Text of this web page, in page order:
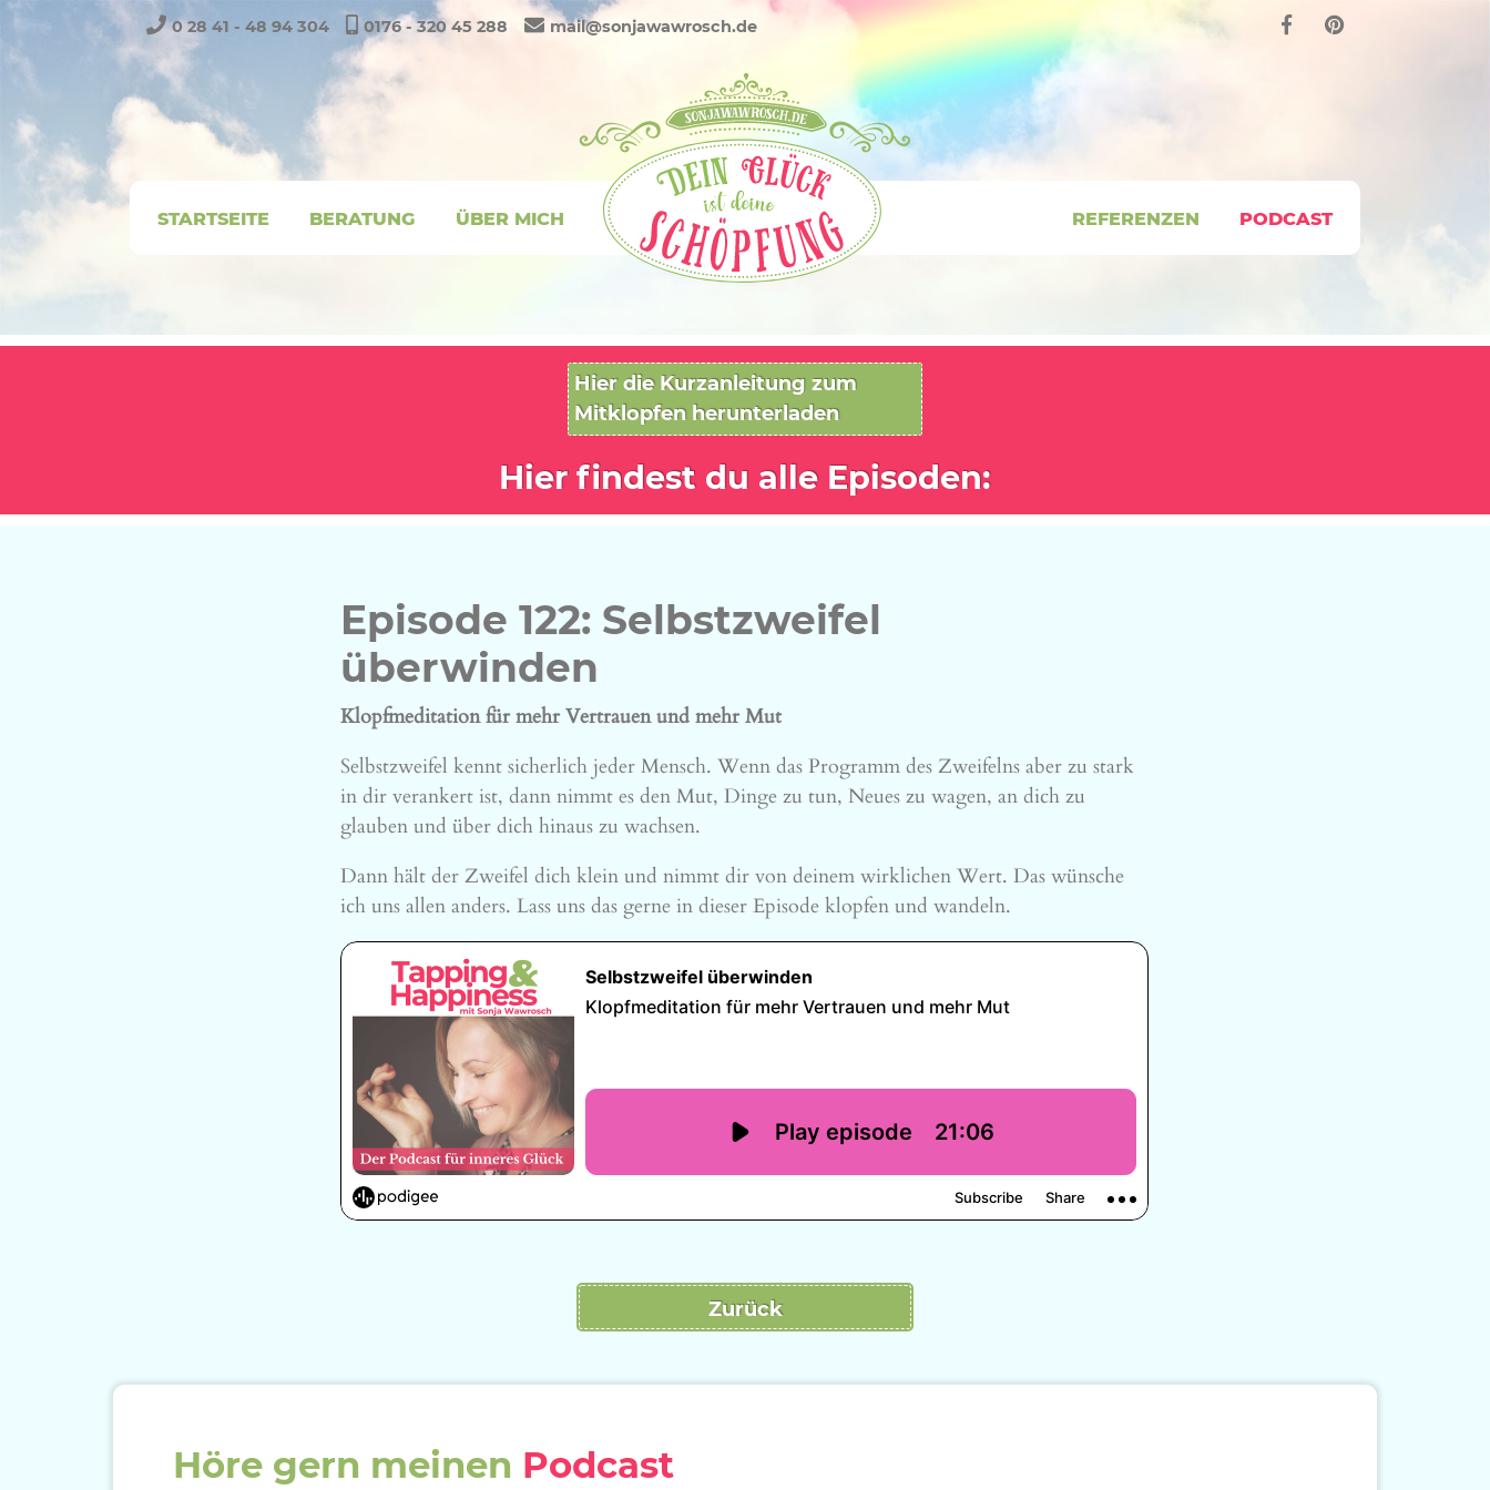
0 28 41 - 48 94 304 0176 - 320 45 288 mail@sonjawawrosch.de
STARTSEITE BERATUNG ÜBER MICH REFERENZEN PODCAST
Hier die Kurzanleitung zum
Mitklopfen herunterladen
Hier findest du alle Episoden:
Episode 122: Selbstzweifel
überwinden
Klopfmeditation für mehr Vertrauen und mehr Mut
Selbstzweifel kennt sicherlich jeder Mensch. Wenn das Programm des Zweifelns aber zu stark
in dir verankert ist, dann nimmt es den Mut, Dinge zu tun, Neues zu wagen, an dich zu
glauben und über dich hinaus zu wachsen.
Dann hält der Zweifel dich klein und nimmt dir von deinem wirklichen Wert. Das wünsche
ich uns allen anders. Lass uns das gerne in dieser Episode klopfen und wandeln.
Zurück
Höre gern meinen Podcast